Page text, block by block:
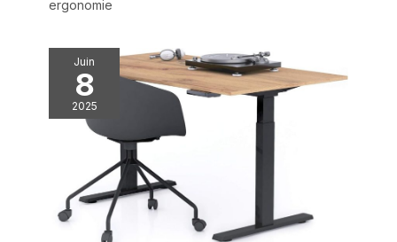
ergonomie
Juin
8
2025